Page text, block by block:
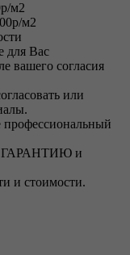
м2
м2
для Вас
вашего согласия
или
профессиональный
ГАРАНТИЮ и
и стоимости.